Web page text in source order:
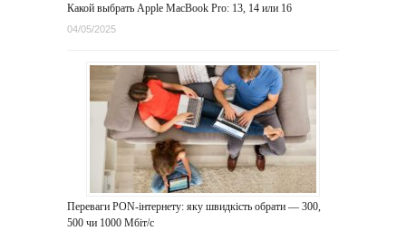
Какой выбрать Apple MacBook Pro: 13, 14 или 16
04/05/2025
Переваги PON-інтернету: яку швидкість обрати — 300,
500 чи 1000 Мбіт/с